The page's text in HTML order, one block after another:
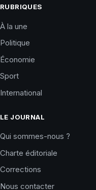
RUBRIQUES
À la une
Politique
Économie
Sport
International
LE JOURNAL
Qui sommes-nous ?
Charte éditoriale
Corrections
Nous contacter